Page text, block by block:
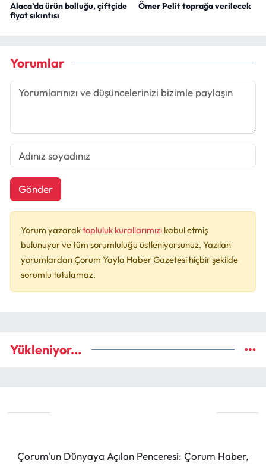
Alaca’da ürün bolluğu, çiftçide
fiyat sıkıntısı
Ömer Pelit toprağa verilecek
Yorumlar
Gönder
Yorum yazaraktopluluk kurallarımızı kabul etmiş
bulunuyor ve tüm sorumluluğu üstleniyorsunuz. Yazılan
yorumlardan Çorum Yayla Haber Gazetesi hiçbir şekilde
sorumlu tutulamaz.
Yükleniyor...
Çorum'un Dünyaya Açılan Penceresi: Çorum Haber,